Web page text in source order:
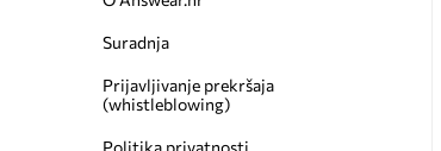
Suradnja
Prijavljivanje prekršaja
(whistleblowing)
Politika privatnosti